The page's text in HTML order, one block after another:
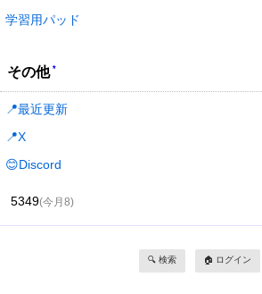
学習用パッド
その他 *
📍最近更新
📍X
😊Discord
5349(今月8)
🔍 検索 🏠 ログイン